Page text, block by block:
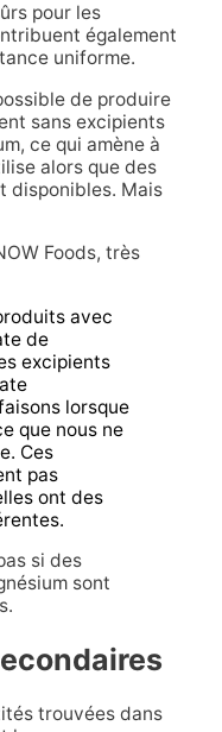
pour les
également
uniforme.
de produire
sans excipients
ce qui amène à
alors que des
disponibles. Mais
Foods, très
avec
de
excipients
lorsque
que nous ne
Ces
pas
ont des
si des
sont
trouvées dans